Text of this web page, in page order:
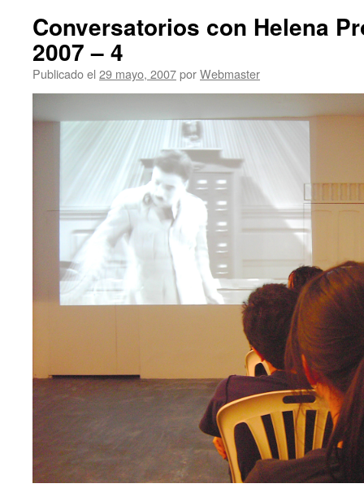
Conversatorios con Helena
2007 – 4
Publicado el 29 mayo, 2007porWebmaster